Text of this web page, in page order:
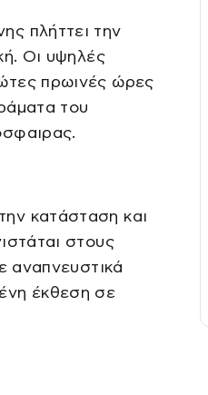
πλήττει την
Οι υψηλές
πρωινές ώρες
του
κατάσταση και
στους
αναπνευστικά
έκθεση σε